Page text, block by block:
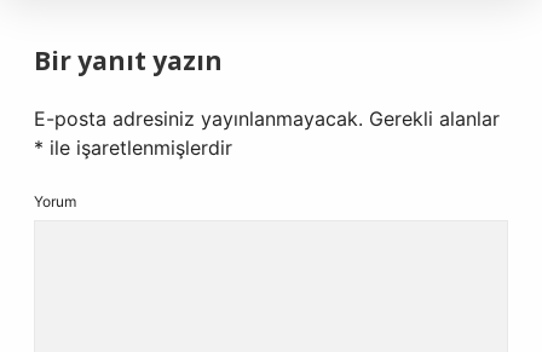
Bir yanıt yazın
E-posta adresiniz yayınlanmayacak. Gerekli alanlar
* ile işaretlenmişlerdir
Yorum